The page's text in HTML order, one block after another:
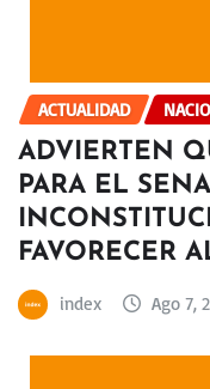
ACTUALIDAD
ADVIERTEN
PARA EL
FAVORECER
index Ago 7,